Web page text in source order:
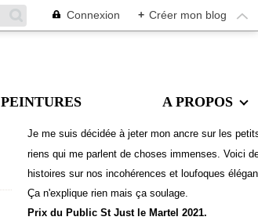
Connexion + Créer mon blog
PEINTURES
A PROPOS
Je me suis décidée à jeter mon ancre sur les
riens qui me parlent de choses immenses. Voici
histoires sur nos incohérences et loufoques
Ça n'explique rien mais ça soulage.
Prix du Public St Just le Martel 2021.